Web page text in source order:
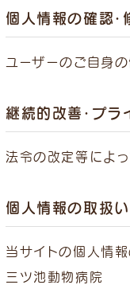
個人情報の確認・
ユーザーのご自身
継続的改善・プ
法令の改定等によ
個人情報の取扱
当サイトの個人情
三ツ池動物病院